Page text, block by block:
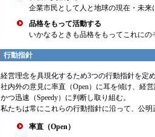
企業市民として人と地球の現在・未
品格をもって活動する
いかなるときも品格をもってこれにの
行動指針
経営理念を具現化するため3つの行動指針を定
社内外の意見に率直（Open）に耳を傾け、経
かつ迅速（Speedy）に判断し取り組む。
私たちは常にこれらの行動指針に沿って、公
率直（Open）